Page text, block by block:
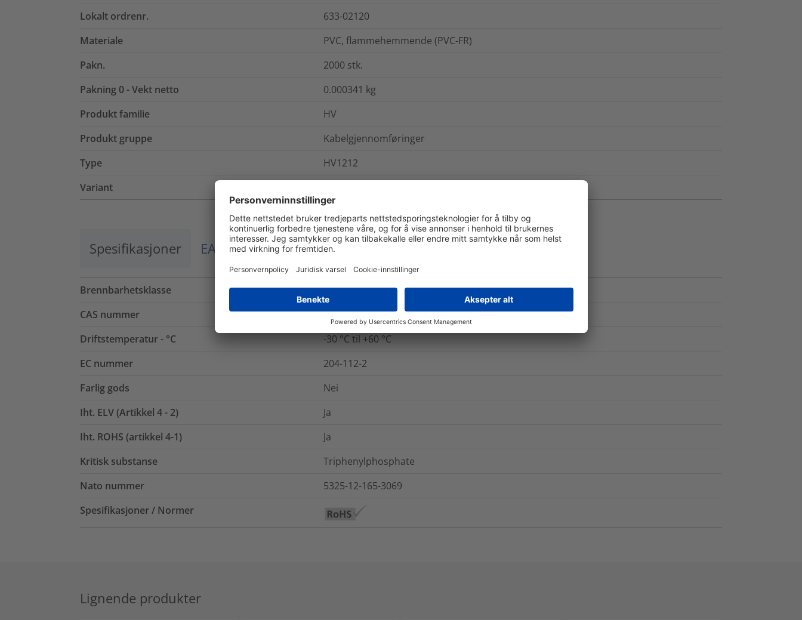
Lokalt ordrenr.
633-02120
Materiale
PVC, flammehemmende (PVC-FR)
Pakn.
2000 stk.
Pakning 0 - Vekt netto
0.000341 kg
Produkt familie
HV
Produkt gruppe
Kabelgjennomføringer
Type
HV1212
Variant
Spesifikasjoner EAN / El.nr. / Pakning Mer informasjon
Brennbarhetsklasse
UL94 V0
CAS nummer
115-86-6
Driftstemperatur - °C
-30 °C til +60 °C
EC nummer
204-112-2
Farlig gods
Nei
Iht. ELV (Artikkel 4 - 2)
Ja
Iht. ROHS (artikkel 4-1)
Ja
Kritisk substanse
Triphenylphosphate
Nato nummer
5325-12-165-3069
Spesifikasjoner / Normer
Lignende produkter